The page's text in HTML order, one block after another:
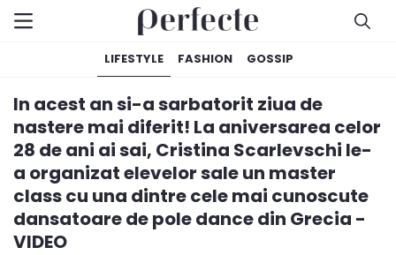
LIFESTYLE FASHION GOSSIP
In acest an si-a sarbatorit ziua de
nastere mai diferit! La aniversarea celor
28 de ani ai sai, Cristina Scarlevschi le-
a organizat elevelor sale un master
class cu una dintre cele mai cunoscute
dansatoare de pole dance din Grecia -
VIDEO